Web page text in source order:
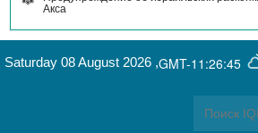
Акса
GMT-11:26:45
Saturday 08 August 2026 ,